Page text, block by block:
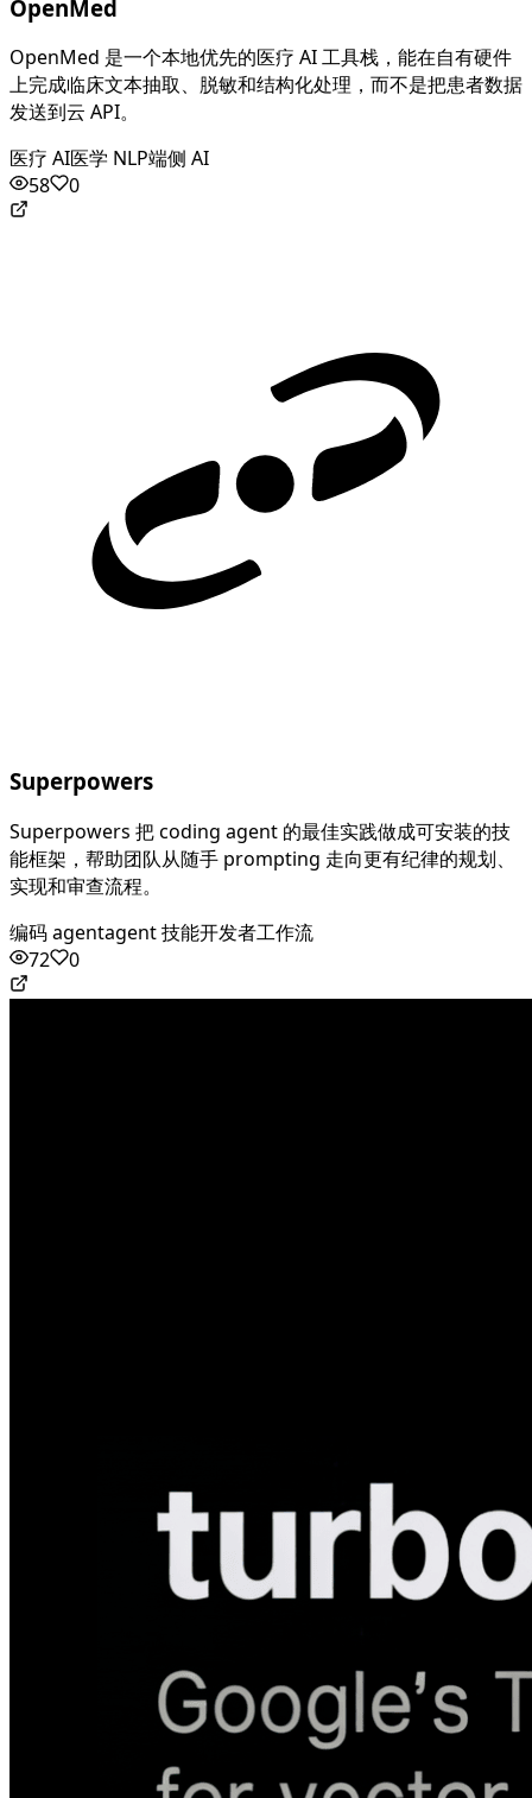
OpenMed
OpenMed 是一个本地优先的医疗 AI 工具栈，能在自有硬件
上完成临床文本抽取、脱敏和结构化处理，而不是把患者数据
发送到云 API。
医疗 AI医学 NLP端侧 AI
58
0
Superpowers
Superpowers 把 coding agent 的最佳实践做成可安装的技
能框架，帮助团队从随手 prompting 走向更有纪律的规划、
实现和审查流程。
编码 agentagent 技能开发者工作流
72
0